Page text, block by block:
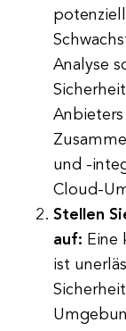
Analyse
und -
Cloud-
Stellen
auf: Eine
ist